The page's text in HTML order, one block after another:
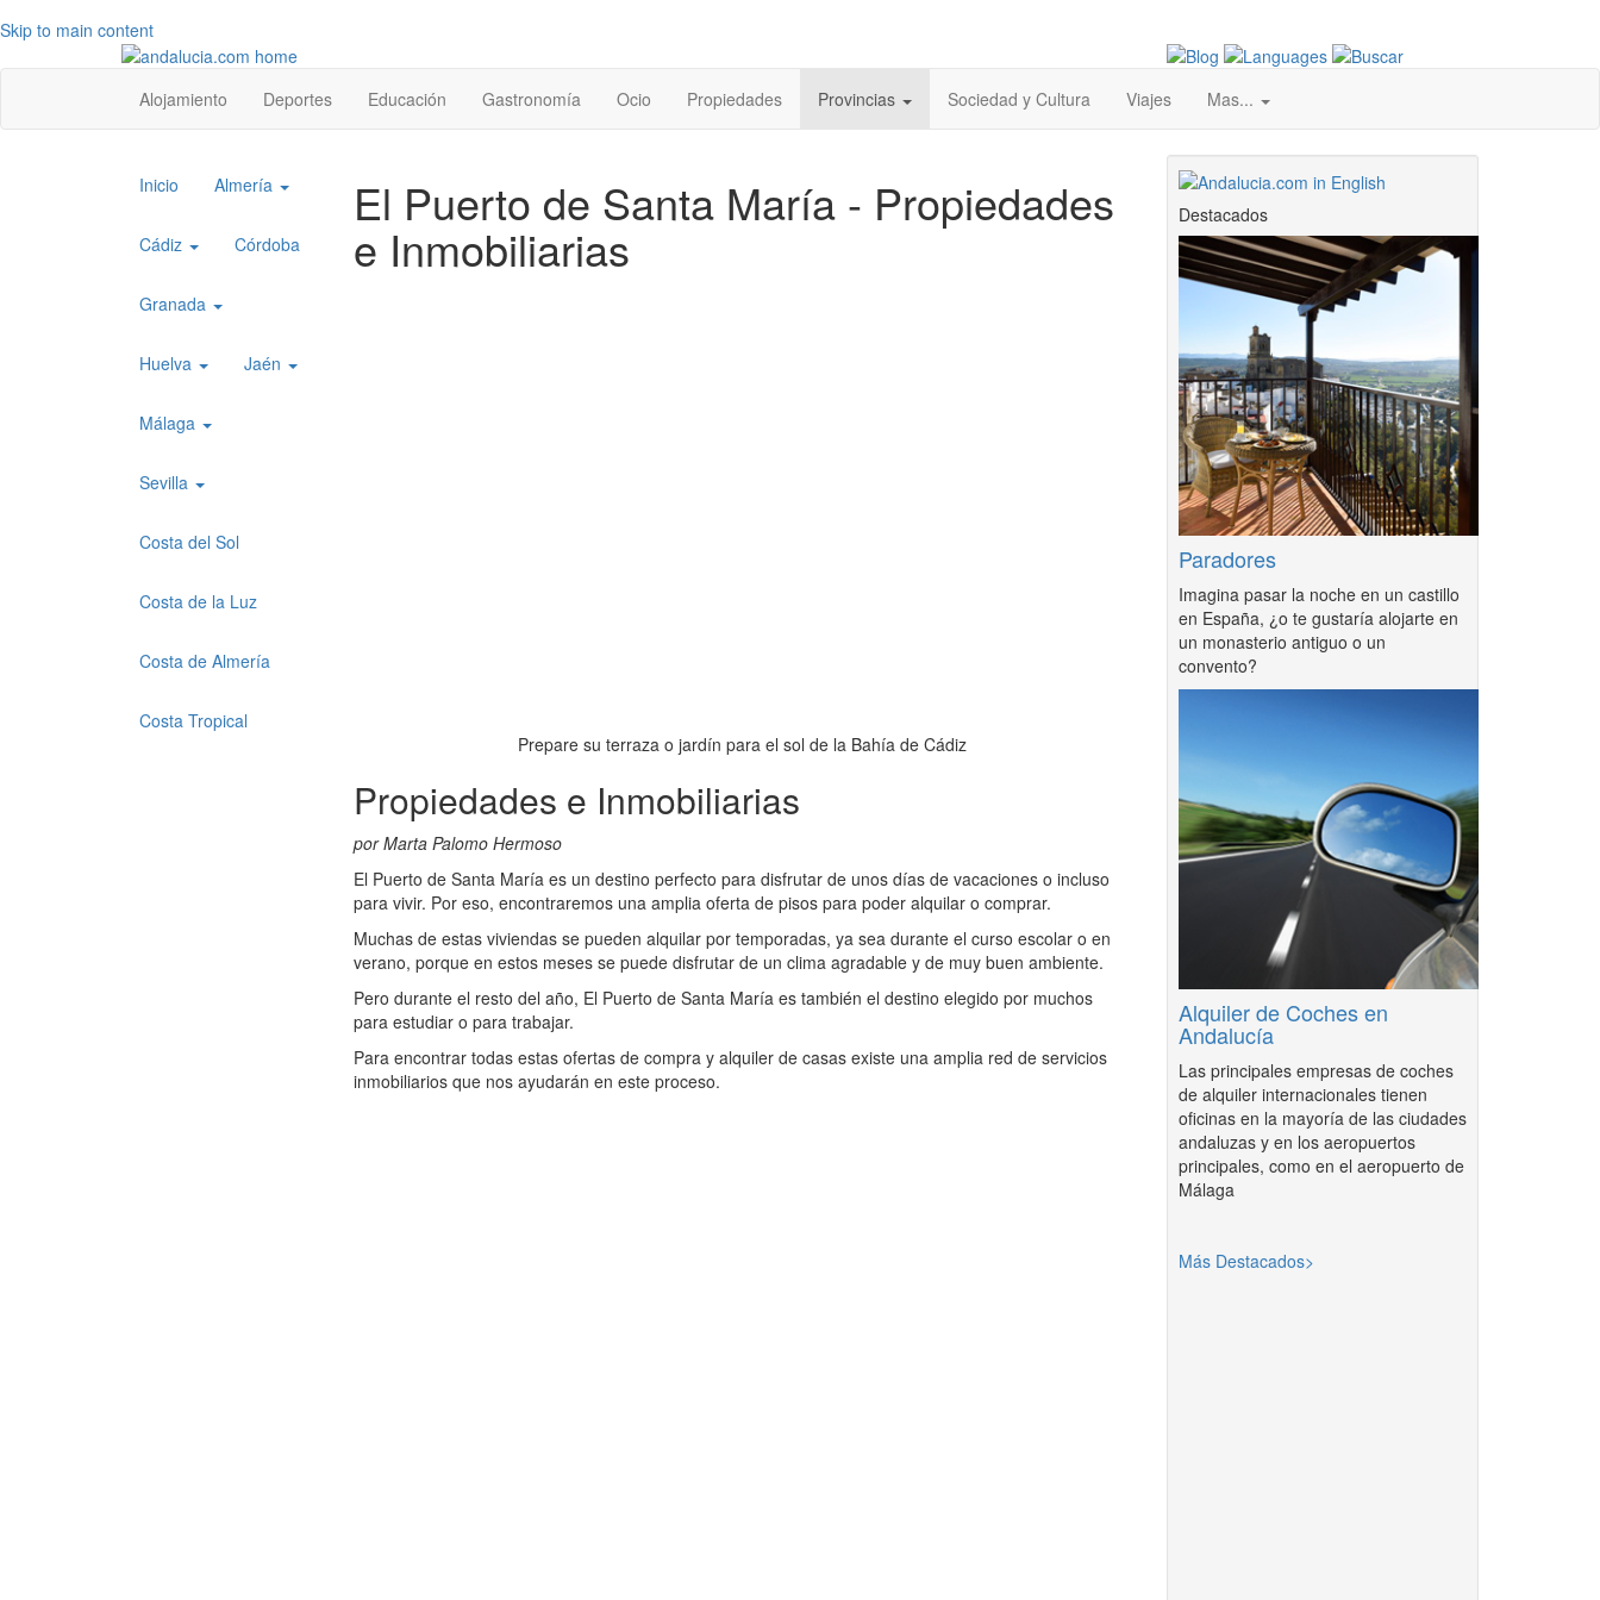
Skip to main content
Top
level
menu
Alojamiento Deportes Educación Gastronomía Ocio Propiedades Provincias Sociedad y Cultura Viajes Mas...
El Puerto de Santa María - Propiedades
e Inmobiliarias
Prepare su terraza o jardín para el sol de la Bahía de Cádiz
Propiedades e Inmobiliarias
por Marta Palomo Hermoso
El Puerto de Santa María es un destino perfecto para disfrutar de unos días de vacaciones o incluso
para vivir. Por eso, encontraremos una amplia oferta de pisos para poder alquilar o comprar.
Muchas de estas viviendas se pueden alquilar por temporadas, ya sea durante el curso escolar o en
verano, porque en estos meses se puede disfrutar de un clima agradable y de muy buen ambiente.
Pero durante el resto del año, El Puerto de Santa María es también el destino elegido por muchos
para estudiar o para trabajar.
Para encontrar todas estas ofertas de compra y alquiler de casas existe una amplia red de servicios
inmobiliarios que nos ayudarán en este proceso.
Top
menu
1
Inicio Almería
Cádiz Córdoba
Granada
Huelva Jaén
Málaga
Sevilla
Costa del Sol
Costa de la Luz
Costa de Almería
Costa Tropical
Destacados
Paradores
Imagina pasar la noche en un castillo
en España, ¿o te gustaría alojarte en
un monasterio antiguo o un
convento?
Alquiler de Coches en
Andalucía
Las principales empresas de coches
de alquiler internacionales tienen
oficinas en la mayoría de las ciudades
andaluzas y en los aeropuertos
principales, como en el aeropuerto de
Málaga
Más Destacados>